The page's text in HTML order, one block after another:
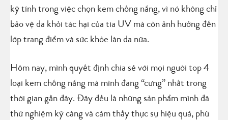
kỹ tính trong việc chọn kem chống nắng, vì nó không chỉ
bảo vệ da khỏi tác hại của tia UV mà còn ảnh hưởng đến
lớp trang điểm và sức khỏe làn da nữa.
Hôm nay, mình quyết định chia sẻ với mọi người top 4
loại kem chống nắng mà mình đang “cưng” nhất trong
thời gian gần đây. Đây đều là những sản phẩm mình đã
thử nghiệm kỹ càng và cảm thấy thực sự hiệu quả, phù